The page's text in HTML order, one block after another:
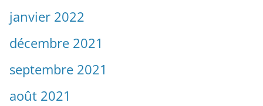
janvier 2022
décembre 2021
septembre 2021
août 2021